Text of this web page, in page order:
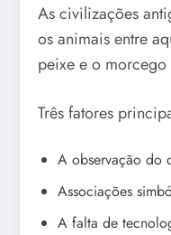
As civilizações
os animais entre
peixe e o morcego
Três fatores
A observação do
Associações
A falta de